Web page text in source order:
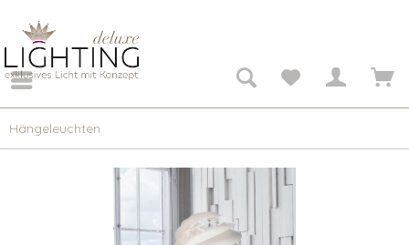
Hängeleuchten